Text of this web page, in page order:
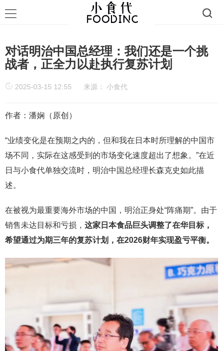
对话明治中国总经理：我们还是一个挑
战者，正全力以赴执行复苏计划
2025-03-15 12:55 来源： 小食代
作者：潘娴（原创）
“业绩变化是在预期之内的，但和我在日本时所理解的中国市
场不同，实际在这感受到的市场变化速度超出了想象。”在近
日与小食代单独交流时，明治中国总经理长森克史如此描
述。
在被视为最重要海外市场的中国，明治正身处“阵痛期”。由于
销售未达目标和亏损， 这家日本食品巨头调整了在华目标，
希望通过为期三年的复苏计划，在2026财年实现盈亏平衡。